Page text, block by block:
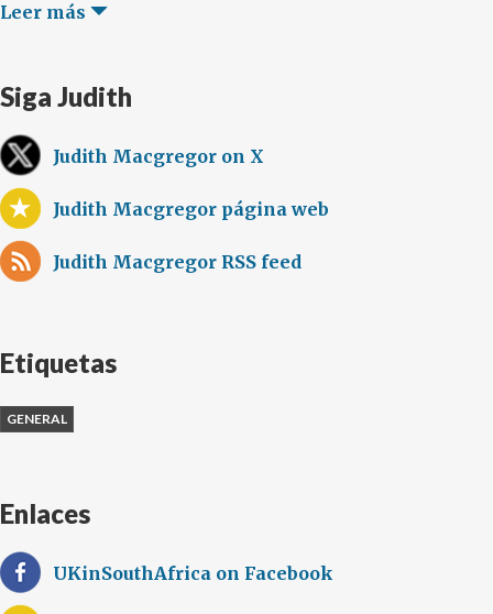
Leer más
Siga Judith
Judith Macgregor on X
Judith Macgregor página web
Judith Macgregor RSS feed
Etiquetas
GENERAL
Enlaces
UKinSouthAfrica on Facebook